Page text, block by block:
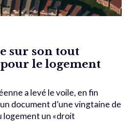
sur son tout
le logement
a levé le voile, en fin
document d’une vingtaine de
logement un «droit